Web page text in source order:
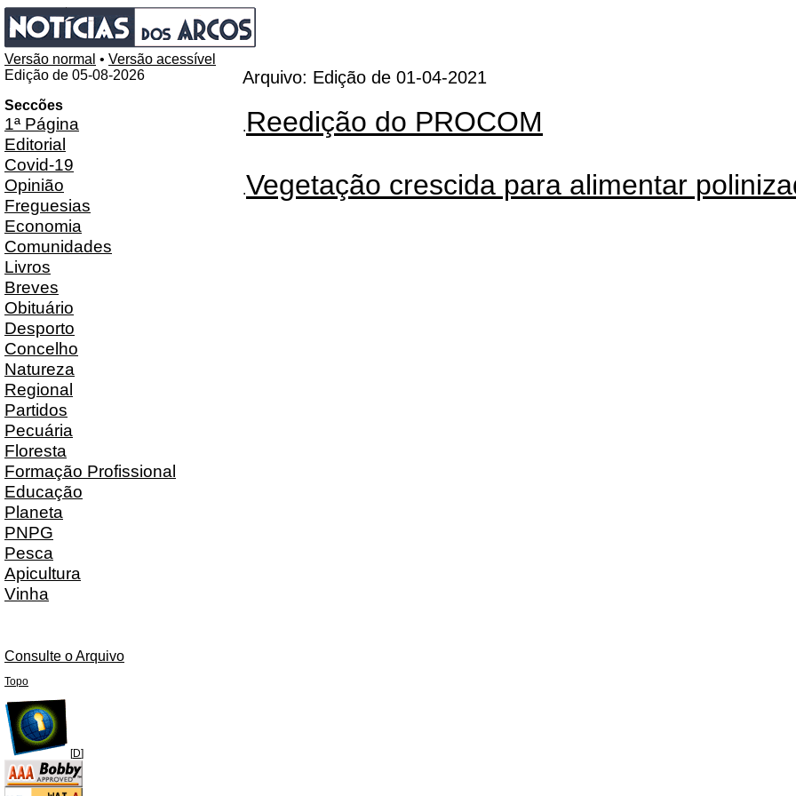
Versão normal • Versão acessível
Edição de 05-08-2026
Seccões
1ª Página
Editorial
Covid-19
Opinião
Freguesias
Economia
Comunidades
Livros
Breves
Obituário
Desporto
Concelho
Natureza
Regional
Partidos
Pecuária
Floresta
Formação Profissional
Educação
Planeta
PNPG
Pesca
Apicultura
Vinha
Consulte o Arquivo
Arquivo: Edição de 01-04-2021
.Reedição do PROCOM
.Vegetação crescida para alimentar
Topo
[D]